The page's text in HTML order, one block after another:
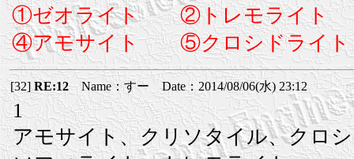
①ゼオライト ②トレモライト
④アモサイト ⑤クロシドライト
[32]RE:12Name：すー Date：2014/08/06(水) 23:12
1
アモサイト、クリソタイル、クロ